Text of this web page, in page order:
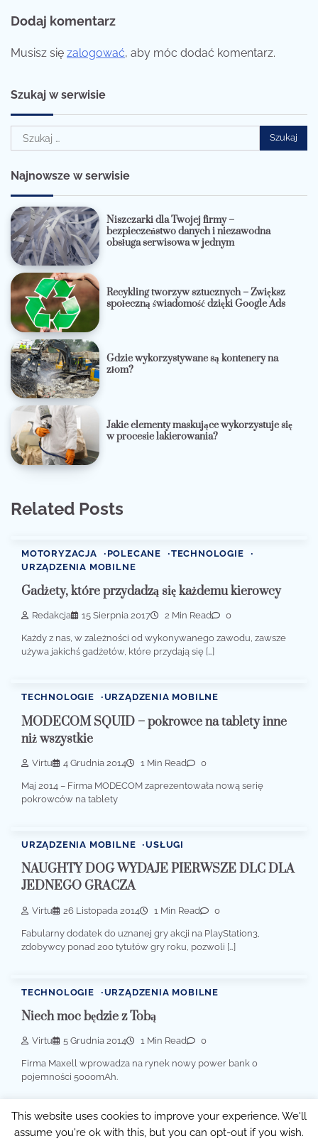
Dodaj komentarz
Musisz się zalogować, aby móc dodać komentarz.
Szukaj w serwisie
Szukaj:
Najnowsze w serwisie
Niszczarki dla Twojej firmy –
bezpieczeństwo danych i niezawodna
obsługa serwisowa w jednym
Recykling tworzyw sztucznych – Zwiększ
społeczną świadomość dzięki Google Ads
Gdzie wykorzystywane są kontenery na
złom?
Jakie elementy maskujące wykorzystuje się
w procesie lakierowania?
Related Posts
MOTORYZACJA POLECANE
TECHNOLOGIE
URZĄDZENIA MOBILNE
Gadżety, które przydadzą się każdemu kierowcy
Redakcja 15 Sierpnia 2017 2 Min Read 0
Każdy z nas, w zależności od wykonywanego zawodu, zawsze
używa jakichś gadżetów, które przydają się […]
TECHNOLOGIE URZĄDZENIA MOBILNE
MODECOM SQUID – pokrowce na tablety inne
niż wszystkie
Virtu 4 Grudnia 2014 1 Min Read 0
Maj 2014 – Firma MODECOM zaprezentowała nową serię
pokrowców na tablety
URZĄDZENIA MOBILNE USŁUGI
NAUGHTY DOG WYDAJE PIERWSZE DLC DLA
JEDNEGO GRACZA
Virtu 26 Listopada 2014 1 Min Read 0
Fabularny dodatek do uznanej gry akcji na PlayStation3,
zdobywcy ponad 200 tytułów gry roku, pozwoli […]
TECHNOLOGIE URZĄDZENIA MOBILNE
Niech moc będzie z Tobą
Virtu 5 Grudnia 2014 1 Min Read 0
Firma Maxell wprowadza na rynek nowy power bank o
pojemności 5000mAh.
Copyright © 2026Przerwa w PracyTheme: Popular
This website uses cookies to improve your experience. We'll
assume you're ok with this, but you can opt-out if you wish.